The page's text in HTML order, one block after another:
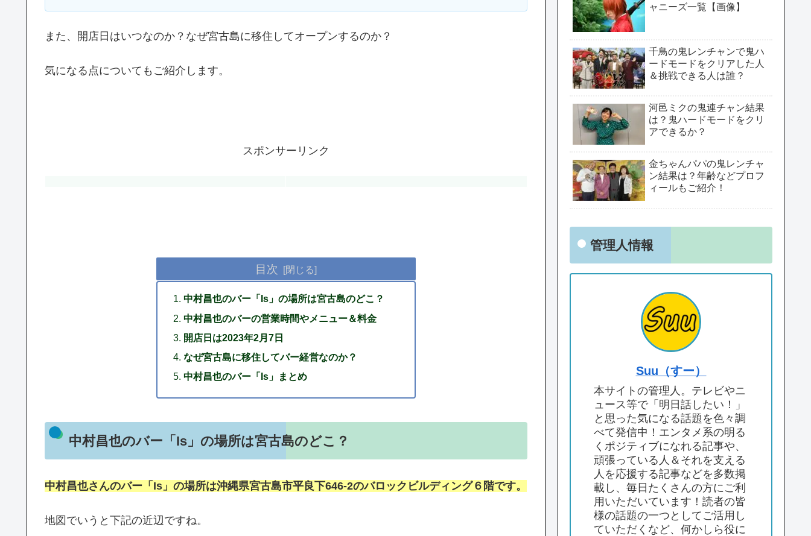
また、開店日はいつなのか？なぜ宮古島に移住してオープンするのか？
気になる点についてもご紹介します。
スポンサーリンク
目次
中村昌也のバー「Is」の場所は宮古島のどこ？
中村昌也のバーの営業時間やメニュー＆料金
開店日は2023年2月7日
なぜ宮古島に移住してバー経営なのか？
中村昌也のバー「Is」まとめ
中村昌也のバー「Is」の場所は宮古島のどこ？
中村昌也さんのバー「Is」の場所は沖縄県宮古島市平良下646-2のバロックビルディング６階です。
地図でいうと下記の近辺ですね。
ャニーズ一覧【画像】
千鳥の鬼レンチャンで鬼ハ
ードモードをクリアした人
＆挑戦できる人は誰？
河邑ミクの鬼連チャン結果
は？鬼ハードモードをクリ
アできるか？
金ちゃんパパの鬼レンチャ
ン結果は？年齢などプロフ
ィールもご紹介！
管理人情報
Suu（すー）
本サイトの管理人。テレビやニ
ュース等で「明日話したい！」
と思った気になる話題を色々調
べて発信中！エンタメ系の明る
くポジティブになれる記事や、
頑張っている人＆それを支える
人を応援する記事などを多数掲
載し、毎日たくさんの方にご利
用いただいています！読者の皆
様の話題の一つとしてご活用し
ていただくなど、何かしら役に